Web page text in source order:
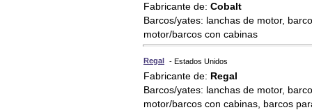
Fabricante de: Cobalt
Barcos/yates: lanchas de motor,
motor/barcos con cabinas
Regal - Estados Unidos
Fabricante de: Regal
Barcos/yates: lanchas de motor,
motor/barcos con cabinas, barcos